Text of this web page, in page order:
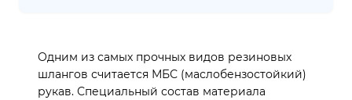
Одним из самых прочных видов резиновых
шлангов считается МБС (маслобензостойкий)
рукав. Специальный состав материала